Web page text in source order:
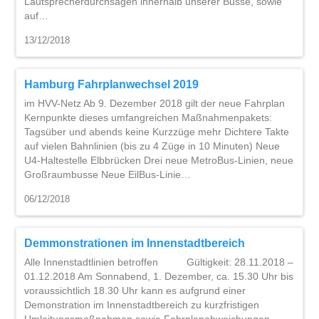
auf…
13/12/2018
Hamburg Fahrplanwechsel 2019
im HVV-Netz Ab 9. Dezember 2018 gilt der neue Fahrplan
Kernpunkte dieses umfangreichen Maßnahmenpakets:
Tagsüber und abends keine Kurzzüge mehr Dichtere Takte
auf vielen Bahnlinien (bis zu 4 Züge in 10 Minuten) Neue
U4-Haltestelle Elbbrücken Drei neue MetroBus-Linien, neue
Großraumbusse Neue EilBus-Linie…
06/12/2018
Demmonstrationen im Innenstadtbereich
Alle Innenstadtlinien betroffen Gültigkeit: 28.11.2018 –
01.12.2018 Am Sonnabend, 1. Dezember, ca. 15.30 Uhr bis
voraussichtlich 18.30 Uhr kann es aufgrund einer
Demonstration im Innenstadtbereich zu kurzfristigen